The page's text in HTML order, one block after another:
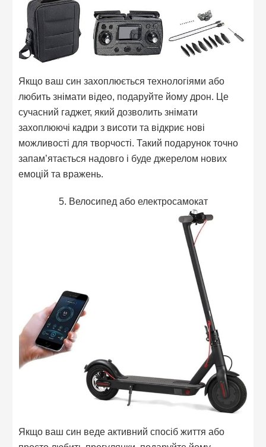
Якщо ваш син захоплюється технологіями або
любить знімати відео, подаруйте йому дрон. Це
сучасний гаджет, який дозволить знімати
захоплюючі кадри з висоти та відкриє нові
можливості для творчості. Такий подарунок точно
запам’ятається надовго і буде джерелом нових
емоцій та вражень.
5. Велосипед або електросамокат
Якщо ваш син веде активний спосіб життя або